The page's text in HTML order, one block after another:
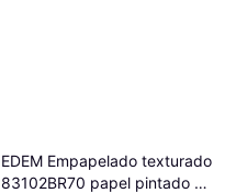
EDEM Empapelado texturado
83102BR70 papel pintado no